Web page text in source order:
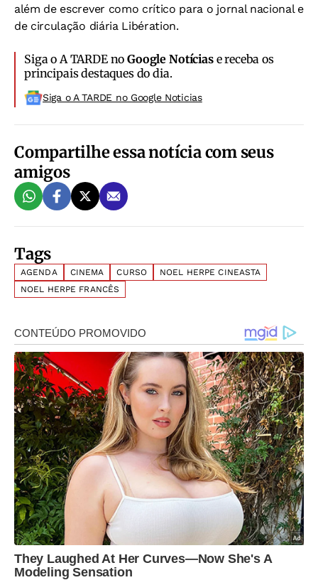
além de escrever como crítico para o jornal nacional e
de circulação diária Libération.
Siga o A TARDE noGoogle Notíciase receba os
principais destaques do dia.
Siga o A TARDE no Google Noticias
Compartilhe essa notícia com seus
amigos
Tags
AGENDA CINEMA CURSO
NOEL HERPE CINEASTA
NOEL HERPE FRANCÊS